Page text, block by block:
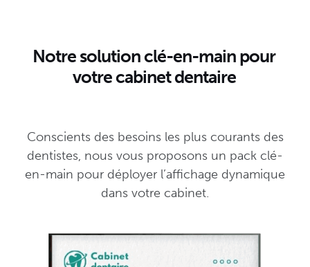
Notre solution clé-en-main pour
votre cabinet dentaire
Conscients des besoins les plus courants des
dentistes, nous vous proposons un pack clé-
en-main pour déployer l’affichage dynamique
dans votre cabinet.